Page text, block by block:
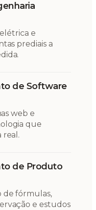
e
prediais a
de Software
web e
que
real.
de Produto
de fórmulas,
e estudos